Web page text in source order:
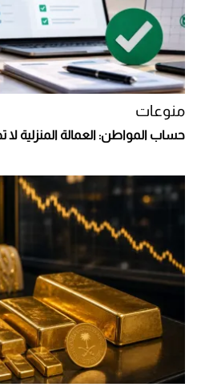
منوعات
حساب المواطن: العمالة المنزلية